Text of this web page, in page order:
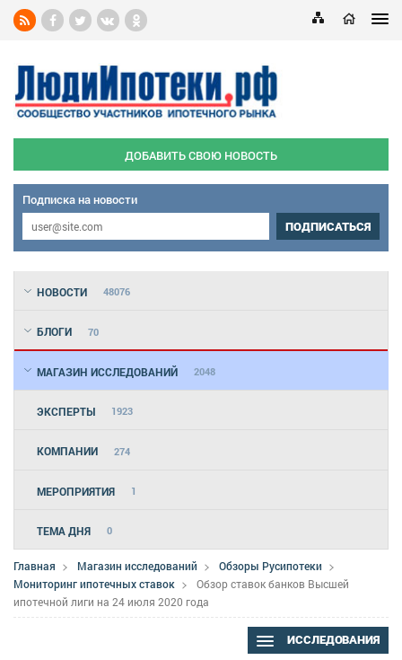
ДОБАВИТЬ СВОЮ НОВОСТЬ
Подписка на новости
ПОДПИСАТЬСЯ
НОВОСТИ 48076
БЛОГИ 70
МАГАЗИН ИССЛЕДОВАНИЙ 2048
ЭКСПЕРТЫ 1923
КОМПАНИИ 274
МЕРОПРИЯТИЯ 1
ТЕМА ДНЯ 0
Главная Магазин исследований
Обзоры Русипотеки
Мониторинг ипотечных ставок
Обзор ставок банков Высшей
ипотечной лиги на 24 июля 2020 года
ИССЛЕДОВАНИЯ